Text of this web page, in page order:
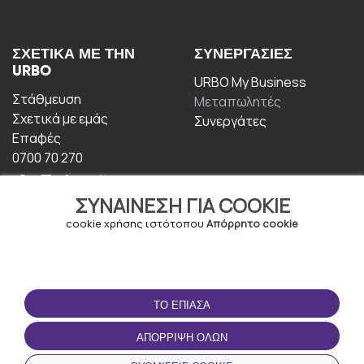
ΣΥΝΑΊΝΕΣΗ ΓΙΑ COOKIE
cookie χρήσης ιστότοπου Απόρρητο cookie
ΤΟ ΈΠΙΑΣΑ
ΑΠΌΡΡΙΨΗ ΌΛΩΝ
ΣΧΕΤΙΚΆ ΜΕ ΤΗΝ
URBO
Στάθμευση
Σχετικά με εμάς
Επαφές
0700 70 270
ΣΥΝΕΡΓΑΣΊΕΣ
URBO My Business
Μεταπωλητές
Συνεργάτες
ΟΡΟΙ ΧΡΉΣΗΣ
Οροι και Προϋποθέσεις
Πολιτική απορρήτου
ΚΑΤΕΒΆΣΤΕ ΤΗΝ
ΕΦΑΡΜΟΓΉ